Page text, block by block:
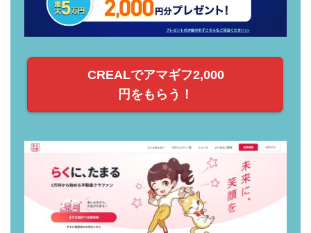
CREALでアマギフ2,000
円をもらう！
・注目の不動産クラファン！「らくたま」！